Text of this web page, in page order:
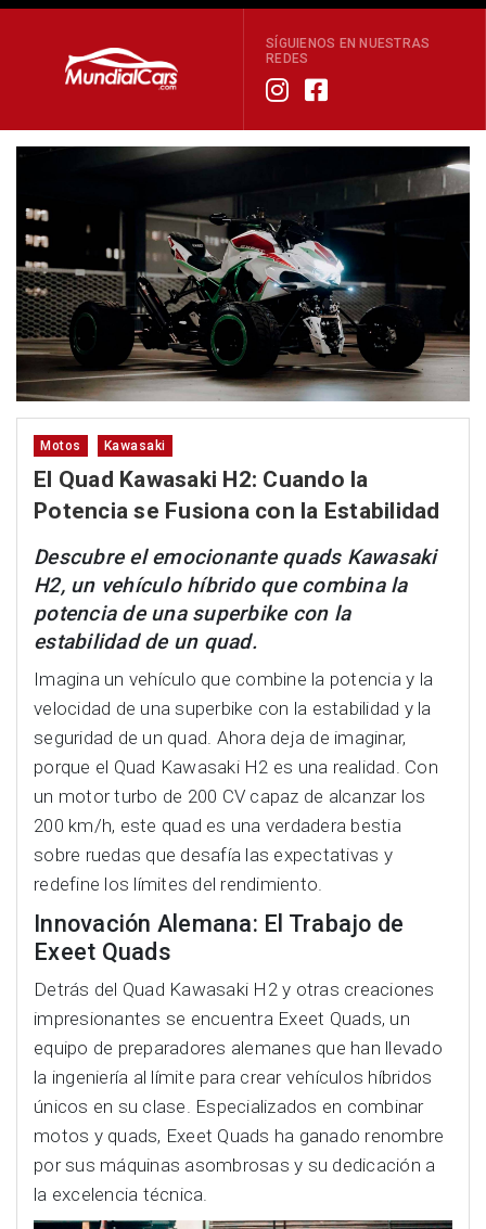
SÍGUIENOS EN NUESTRAS
REDES
Motos Kawasaki
El Quad Kawasaki H2: Cuando la
Potencia se Fusiona con la Estabilidad
Descubre el emocionante quads Kawasaki
H2, un vehículo híbrido que combina la
potencia de una superbike con la
estabilidad de un quad.
Imagina un vehículo que combine la potencia y la
velocidad de una superbike con la estabilidad y la
seguridad de un quad. Ahora deja de imaginar,
porque el Quad Kawasaki H2 es una realidad. Con
un motor turbo de 200 CV capaz de alcanzar los
200 km/h, este quad es una verdadera bestia
sobre ruedas que desafía las expectativas y
redefine los límites del rendimiento.
Innovación Alemana: El Trabajo de
Exeet Quads
Detrás del Quad Kawasaki H2 y otras creaciones
impresionantes se encuentra Exeet Quads, un
equipo de preparadores alemanes que han llevado
la ingeniería al límite para crear vehículos híbridos
únicos en su clase. Especializados en combinar
motos y quads, Exeet Quads ha ganado renombre
por sus máquinas asombrosas y su dedicación a
la excelencia técnica.